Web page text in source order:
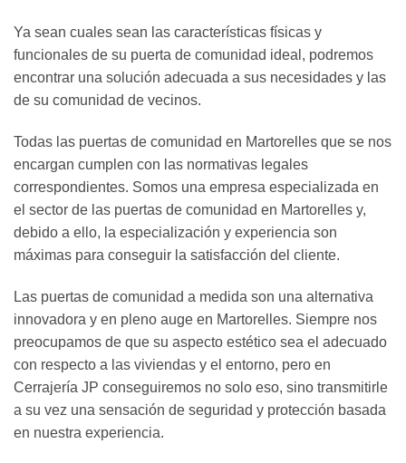
Ya sean cuales sean las características físicas y
funcionales de su puerta de comunidad ideal, podremos
encontrar una solución adecuada a sus necesidades y las
de su comunidad de vecinos.
Todas las puertas de comunidad en Martorelles que se nos
encargan cumplen con las normativas legales
correspondientes. Somos una empresa especializada en
el sector de las puertas de comunidad en Martorelles y,
debido a ello, la especialización y experiencia son
máximas para conseguir la satisfacción del cliente.
Las puertas de comunidad a medida son una alternativa
innovadora y en pleno auge en Martorelles. Siempre nos
preocupamos de que su aspecto estético sea el adecuado
con respecto a las viviendas y el entorno, pero en
Cerrajería JP conseguiremos no solo eso, sino transmitirle
a su vez una sensación de seguridad y protección basada
en nuestra experiencia.